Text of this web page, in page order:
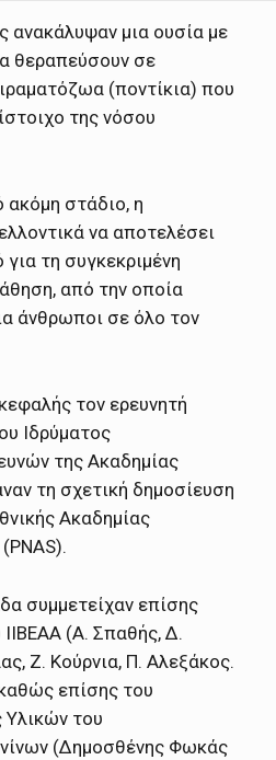
ανακάλυψαν μια ουσία με
θεραπεύσουν σε
(ποντίκια) που
της νόσου
ακόμη στάδιο, η
να αποτελέσει
τη συγκεκριμένη
από την οποία
άνθρωποι σε όλο τον
τον ερευνητή
Ιδρύματος
της Ακαδημίας
τη σχετική δημοσίευση
Ακαδημίας
συμμετείχαν επίσης
ΙΙΒΕΑΑ (Α. Σπαθής, Δ.
Ζ. Κούρνια, Π. Aλεξάκος.
επίσης του
Υλικών του
(Δημοσθένης Φωκάς